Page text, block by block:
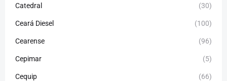
Catedral (30)
Ceará Diesel (100)
Cearense (96)
Cepimar (5)
Cequip (66)